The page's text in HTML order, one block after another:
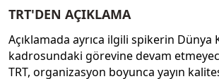
TRT'DEN AÇIKLAMA
Açıklamada ayrıca ilgili spikerin Dünya
kadrosundaki görevine devam
TRT, organizasyon boyunca yayın